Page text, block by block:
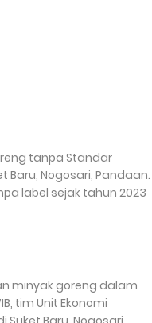
tanpa Standar
Baru, Nogosari, Pandaan.
label sejak tahun 2023
minyak goreng dalam
tim Unit Ekonomi